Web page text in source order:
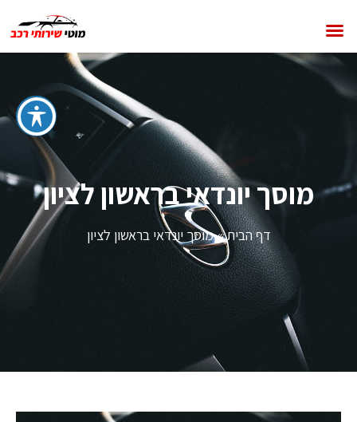
מוסך יונדאי בראשון לציון
דף הבית»מוסך יונדאי בראשון לציון